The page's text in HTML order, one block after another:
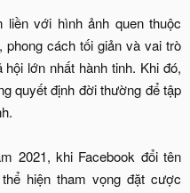
liền với hình ảnh quen thuộc
phong cách tối giản và vai trò
lớn nhất hành tinh. Khi đó,
quyết định đời thường để tập
2021, khi Facebook đổi tên
hiện tham vọng đặt cược